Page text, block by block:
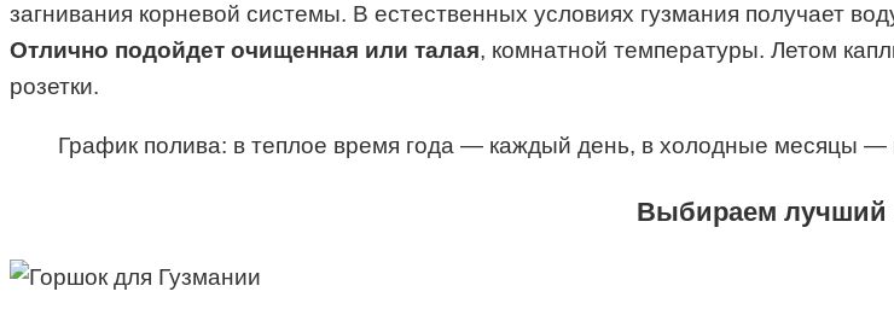
загнивания корневой системы. В естественных условиях гузмания получает
Отлично подойдет очищенная или талая, комнатной температуры. Летом
розетки.
График полива: в теплое время года — каждый день, в холодные месяцы —
Выбираем лучший